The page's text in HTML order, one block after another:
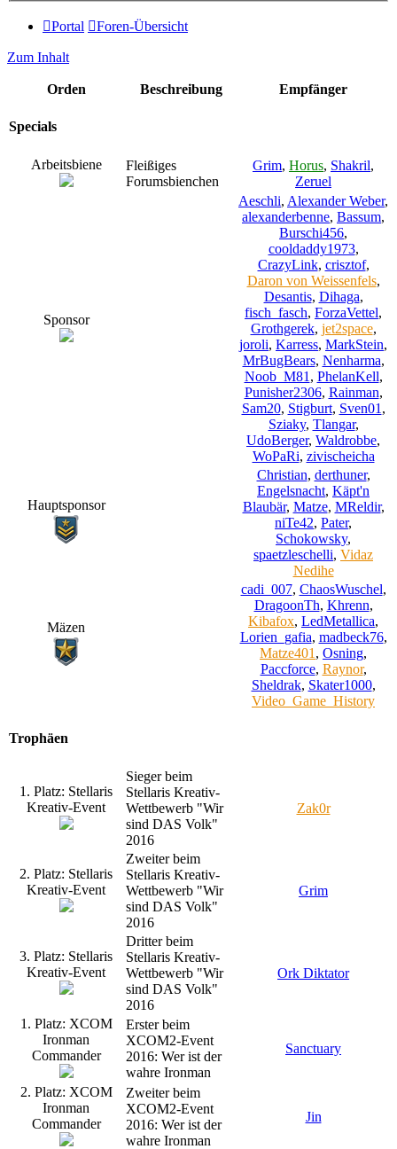
Portal Foren-Übersicht
Zum Inhalt
Orden Beschreibung Empfänger
Specials
Arbeitsbiene
Fleißiges
Forumsbienchen
Grim, Horus, Shakril,
Zeruel
Sponsor
Aeschli, Alexander Weber,
alexanderbenne, Bassum,
Burschi456,
cooldaddy1973,
CrazyLink, crisztof,
Daron von Weissenfels,
Desantis, Dihaga,
fisch_fasch, ForzaVettel,
Grothgerek, jet2space,
joroli, Karress, MarkStein,
MrBugBears, Nenharma,
Noob_M81 , PhelanKell,
Punisher2306, Rainman,
Sam20, Stigburt, Sven01 ,
Sziaky, Tlangar,
UdoBerger, Waldrobbe,
WoPaRi, zivischeicha
Hauptsponsor
Christian, derthuner,
Engelsnacht, Käpt'n
Blaubär, Matze, MReldir,
niTe42, Pater,
Schokowsky,
spaetzleschelli, Vidaz
Nedihe
Mäzen
cadi_007, ChaosWuschel,
DragoonTh, Khrenn,
Kibafox, LedMetallica,
Lorien_gafia, madbeck76,
Matze401 , Osning,
Paccforce, Raynor,
Sheldrak, Skater1000,
Video_Game_History
Trophäen
1. Platz: Stellaris
Kreativ-Event
Sieger beim
Stellaris Kreativ-
Wettbewerb "Wir
sind DAS Volk"
2016
Zak0r
2. Platz: Stellaris
Kreativ-Event
Zweiter beim
Stellaris Kreativ-
Wettbewerb "Wir
sind DAS Volk"
2016
Grim
3. Platz: Stellaris
Kreativ-Event
Dritter beim
Stellaris Kreativ-
Wettbewerb "Wir
sind DAS Volk"
2016
Ork Diktator
1. Platz: XCOM
Ironman
Commander
Erster beim
XCOM2-Event
2016: Wer ist der
wahre Ironman
Sanctuary
2. Platz: XCOM
Ironman
Commander
Zweiter beim
XCOM2-Event
2016: Wer ist der
wahre Ironman
Jin